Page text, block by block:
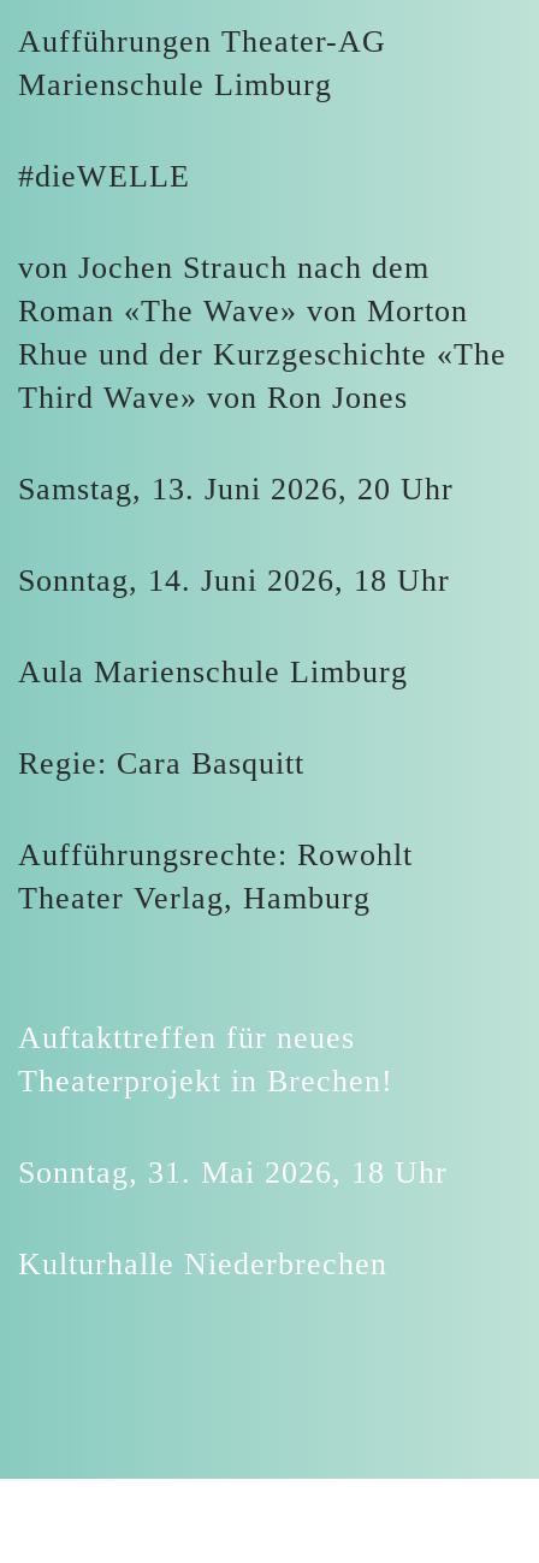
Aufführungen Theater-AG
Marienschule Limburg
#dieWELLE
von Jochen Strauch nach dem
Roman «The Wave» von Morton
Rhue und der Kurzgeschichte «The
Third Wave» von Ron Jones
Samstag, 13. Juni 2026, 20 Uhr
Sonntag, 14. Juni 2026, 18 Uhr
Aula Marienschule Limburg
Regie: Cara Basquitt
Aufführungsrechte: Rowohlt
Theater Verlag, Hamburg
Auftakttreffen für neues
Theaterprojekt in Brechen!
Sonntag, 31. Mai 2026, 18 Uhr
Kulturhalle Niederbrechen